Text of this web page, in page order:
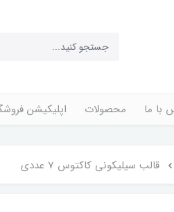
با ما محصولات اپلیکیشن
قالب سیلیکونی کاکتوس 7 عددی